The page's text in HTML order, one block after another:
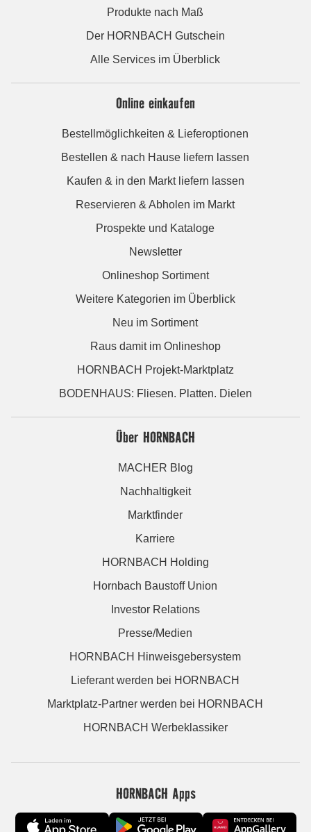
Produkte nach Maß
Der HORNBACH Gutschein
Alle Services im Überblick
Online einkaufen
Bestellmöglichkeiten & Lieferoptionen
Bestellen & nach Hause liefern lassen
Kaufen & in den Markt liefern lassen
Reservieren & Abholen im Markt
Prospekte und Kataloge
Newsletter
Onlineshop Sortiment
Weitere Kategorien im Überblick
Neu im Sortiment
Raus damit im Onlineshop
HORNBACH Projekt-Marktplatz
BODENHAUS: Fliesen. Platten. Dielen
Über HORNBACH
MACHER Blog
Nachhaltigkeit
Marktfinder
Karriere
HORNBACH Holding
Hornbach Baustoff Union
Investor Relations
Presse/Medien
HORNBACH Hinweisgebersystem
Lieferant werden bei HORNBACH
Marktplatz-Partner werden bei HORNBACH
HORNBACH Werbeklassiker
HORNBACH Apps